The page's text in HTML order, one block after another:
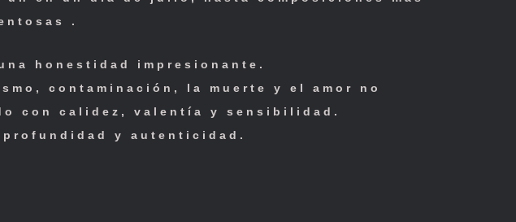
.
honestidad impresionante.
contaminación, la muerte y el amor no
con calidez, valentía y sensibilidad.
y autenticidad.